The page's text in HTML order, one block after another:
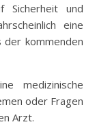
Sicherheit und
eine
der kommenden
medizinische
oder Fragen
Arzt.